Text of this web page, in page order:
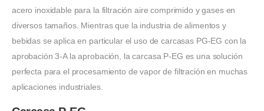
acero inoxidable para la filtración aire comprimido y gases en
diversos tamaños. Mientras que la industria de alimentos y
bebidas se aplica en particular el uso de carcasas PG-EG con la
aprobación 3-A la aprobación, la carcasa P-EG es una solución
perfecta para el procesamiento de vapor de filtración en muchas
aplicaciones industriales.